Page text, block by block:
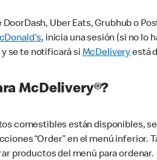
Uber Eats, Grubhub o
, inicia una sesión (si no lo
y se te notificará si McDeliveryestá
McDelivery®?
comestibles están disponibles,
“Order” en el menú inferior.
productos del menú para ordenar.